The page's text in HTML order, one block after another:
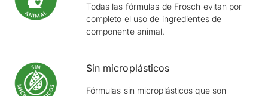
Todas las fórmulas de Frosch evitan por
completo el uso de ingredientes de
componente animal.
Sin microplásticos
Fórmulas sin microplásticos que son